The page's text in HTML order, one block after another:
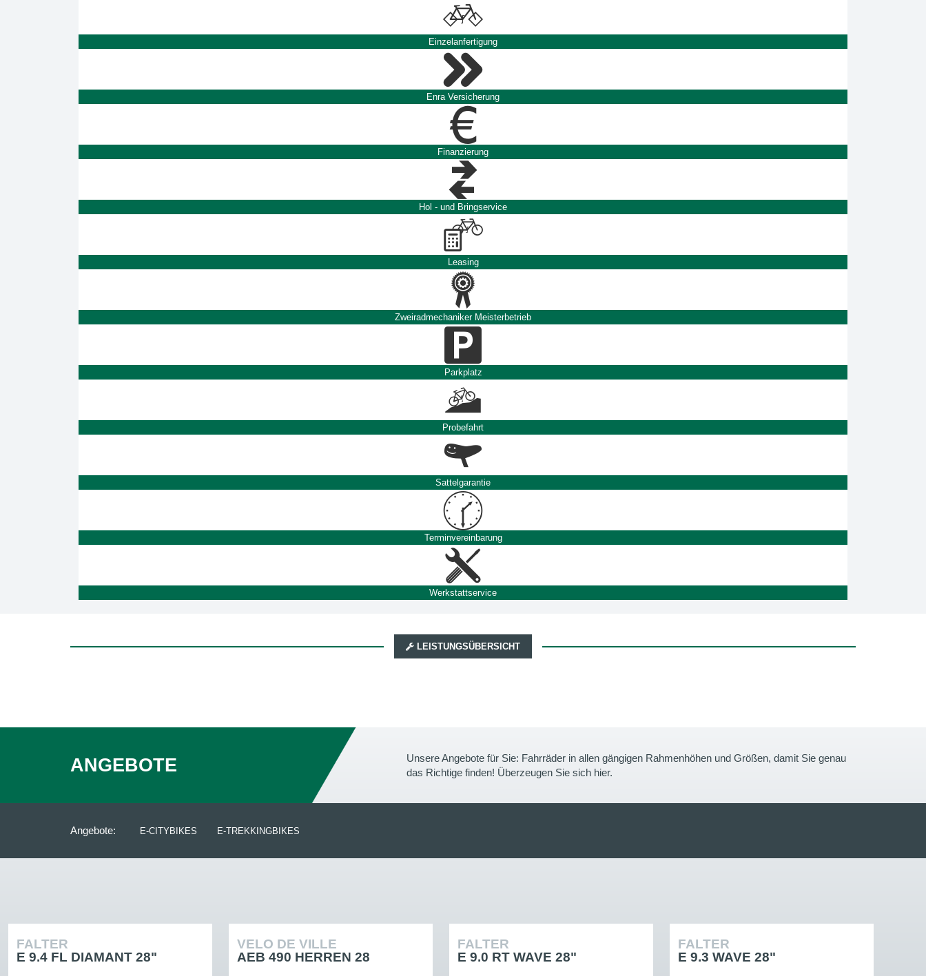
Einzelanfertigung
Enra Versicherung
Finanzierung
Hol - und Bringservice
Leasing
Zweiradmechaniker Meisterbetrieb
Parkplatz
Probefahrt
Sattelgarantie
Terminvereinbarung
Werkstattservice
LEISTUNGSÜBERSICHT
ANGEBOTE
Unsere Angebote für Sie: Fahrräder in allen gängigen Rahmenhöhen und Größen, damit Sie genau
das Richtige finden! Überzeugen Sie sich hier.
Angebote: E-CITYBIKES E-TREKKINGBIKES
FALTER
E 9.4 FL DIAMANT 28"
VELO DE VILLE
AEB 490 HERREN 28
FALTER
E 9.0 RT WAVE 28"
FALTER
E 9.3 WAVE 28"